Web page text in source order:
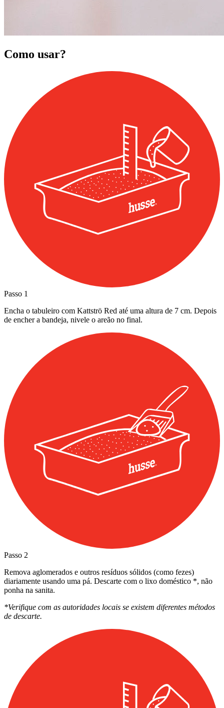
Como usar?
Passo 1
Encha o tabuleiro com Kattströ Red até uma altura de 7 cm. Depois
de encher a bandeja, nivele o areão no final.
Passo 2
Remova aglomerados e outros resíduos sólidos (como fezes)
diariamente usando uma pá. Descarte com o lixo doméstico *, não
ponha na sanita.
*Verifique com as autoridades locais se existem diferentes métodos
de descarte.